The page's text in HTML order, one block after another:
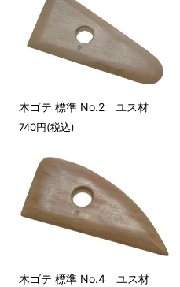
木ゴテ 標準 No.2 ユス材
740円(税込)
木ゴテ 標準 No.4 ユス材